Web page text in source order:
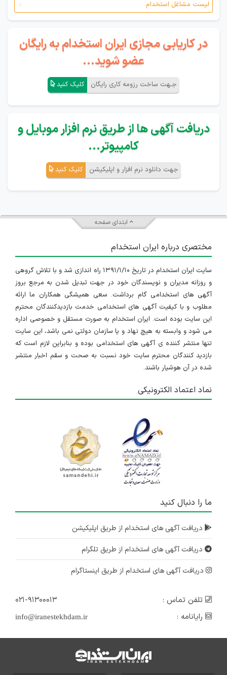
لیست مشاغل استخدام
در کاریابی مجازی ایران استخدام به رایگان
عضو شوید...
جـهت ساخت رزومه کاری رایگان کلیک کنید
دریافت آگهی ها از طریق نرم افزار موبایل و
کامپیوتر...
جهت دانلود نرم افزار و اپلیکیشن کلیک کنید
ابتدای صفحه
مختصری درباره ایران استخدام
سایت ایران استخدام در تاریخ ۱۳۹۱/۱/۱۰ راه اندازی شد و با تلاش گروهی
و روزانه مدیران و نویسندگان خود در جهت تبدیل شدن به مرجع بروز
آگهی های استخدامی گام برداشت. سعی همیشگی همکاران ما ارائه
مطلوب و با کیفیت آگهی های استخدامی خدمت بازدیدکنندگان محترم
این سایت بوده است. ایران استخدام به صورت مستقل و خصوصی اداره
می شود و وابسته به هیچ نهاد و یا سازمان دولتی نمی باشد، این سایت
تنها منتشر کننده ی آگهی های استخدامی بوده و بنابراین لازم است که
بازدید کنندگان محترم سایت خود نسبت به صحت و سقم اخبار منتشر
شده در آن هوشیار باشند.
نماد اعتماد الکترونیکی
ما را دنبال کنید
دریافت آگهی های استخدام از طریق اپلیکیشن
دریافت آگهی های استخدام از طریق تلگرام
دریافت آگهی های استخدام از طریق اینستاگرام
تلفن تماس :
۰۲۱-۹۱۳۰۰۰۱۳
رایانامه :
info@iranestekhdam.ir